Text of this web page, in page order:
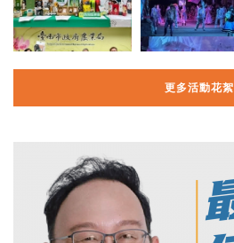
更多活動花絮